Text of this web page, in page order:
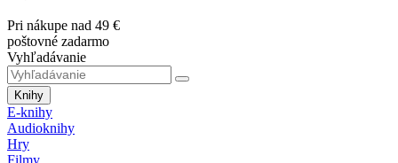
Pri nákupe nad 49 €
poštovné zadarmo
Vyhľadávanie
Knihy
E-knihy
Audioknihy
Hry